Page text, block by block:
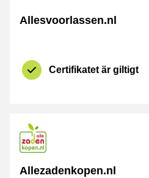
Allesvoorlassen.nl
Certifikatet är giltigt
Allezadenkopen.nl